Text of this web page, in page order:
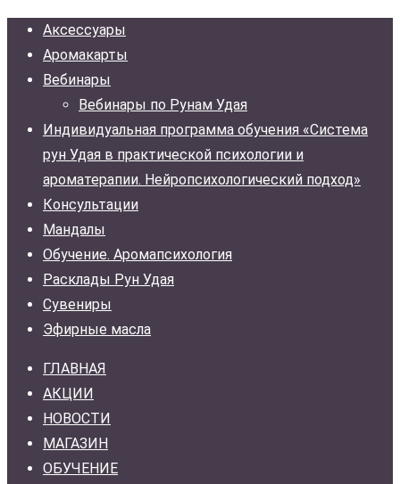
Аксессуары
Аромакарты
Вебинары
Вебинары по Рунам Удая
Индивидуальная программа обучения «Система
рун Удая в практической психологии и
ароматерапии. Нейропсихологический подход»
Консультации
Мандалы
Обучение. Аромапсихология
Расклады Рун Удая
Сувениры
Эфирные масла
ГЛАВНАЯ
АКЦИИ
НОВОСТИ
МАГАЗИН
ОБУЧЕНИЕ